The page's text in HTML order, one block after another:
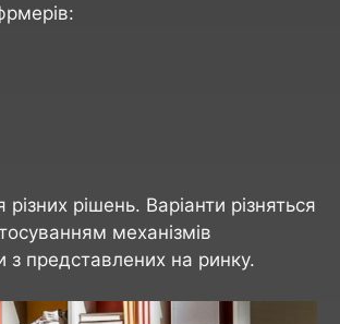
рішень. Варіанти різняться
механізмів
з представлених на ринку.